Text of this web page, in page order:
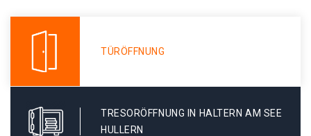
TÜRÖFFNUNG
TRESORÖFFNUNG IN HALTERN AM SEE
HULLERN